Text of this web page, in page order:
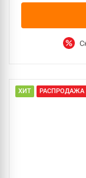
ХИТ РАСПРОДАЖА